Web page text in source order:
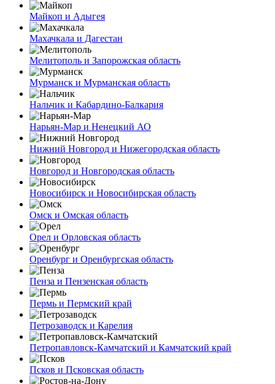
Майкоп и Адыгея
Махачкала и Дагестан
Мелитополь и Запорожская область
Мурманск и Мурманская область
Нальчик и Кабардино-Балкария
Нарьян-Мар и Ненецкий АО
Нижний Новгород и Нижегородская область
Новгород и Новгородская область
Новосибирск и Новосибирская область
Омск и Омская область
Орел и Орловская область
Оренбург и Оренбургская область
Пенза и Пензенская область
Пермь и Пермский край
Петрозаводск и Карелия
Петропавловск-Камчатский и Камчатский край
Псков и Псковская область